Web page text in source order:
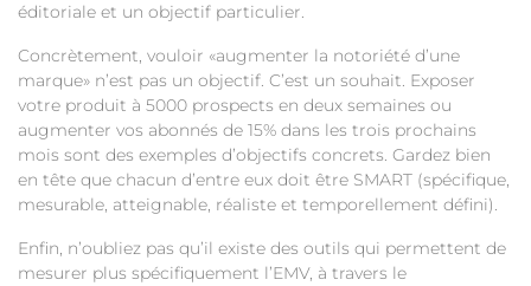
éditoriale et un objectif particulier.
Concrètement, vouloir «augmenter la notoriété d’une
marque» n’est pas un objectif. C’est un souhait. Exposer
votre produit à 5000 prospects en deux semaines ou
augmenter vos abonnés de 15% dans les trois prochains
mois sont des exemples d’objectifs concrets. Gardez bien
en tête que chacun d’entre eux doit être SMART (spécifique,
mesurable, atteignable, réaliste et temporellement défini).
Enfin, n’oubliez pas qu’il existe des outils qui permettent de
mesurer plus spécifiquement l’EMV, à travers le